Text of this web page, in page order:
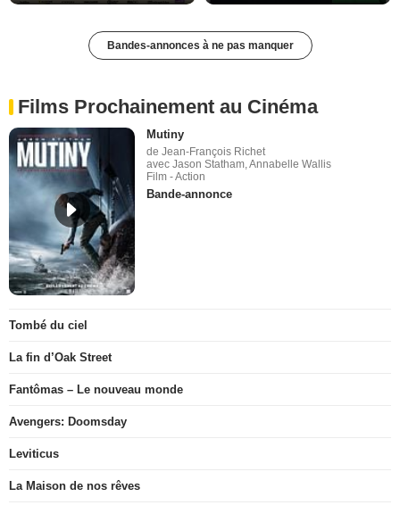
Bandes-annonces à ne pas manquer
Films Prochainement au Cinéma
Mutiny
de Jean-François Richet
avec Jason Statham, Annabelle Wallis
Film - Action
Bande-annonce
Tombé du ciel
La fin d’Oak Street
Fantômas – Le nouveau monde
Avengers: Doomsday
Leviticus
La Maison de nos rêves